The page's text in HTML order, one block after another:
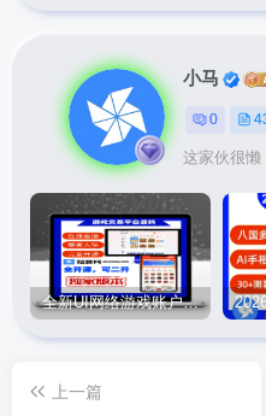
小马
0
这家伙很懒
全新UI网络游戏账户交易平台系统 全开源版本
上一篇